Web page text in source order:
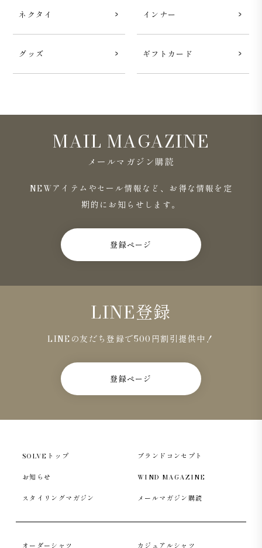
Pants スーピマコットン デニム ホワイト
Journey 5-
Pocket Pants スーピマコットン デニム ブラック』がご
ざいます。
ネクタイ インナー
グッズ ギフトカード
MAIL MAGAZINE
メールマガジン購読
NEWアイテムやセール情報など、お得な情報を定
期的にお知らせします。
登録ページ
LINE登録
LINEの友だち登録で500円割引提供中！
登録ページ
SOLVEトップ ブランドコンセプト
お知らせ WIND MAGAZINE
スタイリングマガジン メールマガジン購読
オーダーシャツ カジュアルシャツ